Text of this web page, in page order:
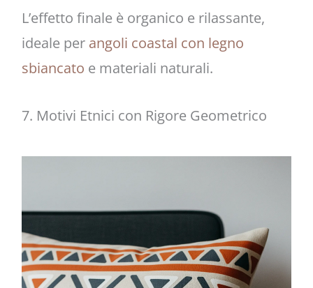
L’effetto finale è organico e rilassante,
ideale per angoli coastal con legno
sbiancato e materiali naturali.
7. Motivi Etnici con Rigore Geometrico